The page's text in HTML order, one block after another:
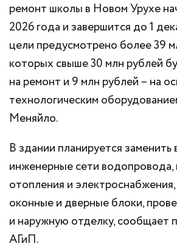
ремонт школы в Новом Урухе
2026 года и завершится до 1
цели предусмотрено более 39
которых свыше 30 млн рублей
на ремонт и 9 млн рублей – на
технологическим
Меняйло.
В здании планируется заменить
инженерные сети водопровода,
отопления и
оконные и дверные блоки,
и наружную отделку, сообщает
АГиП.